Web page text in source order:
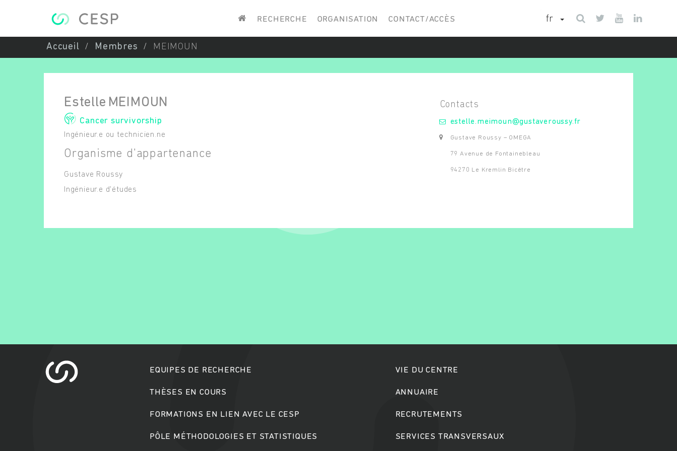
RECHERCHE ORGANISATION CONTACT/ACCÈS fr
Accueil Membres MEIMOUN
Estelle MEIMOUN
Cancer survivorship
Ingénieur.e ou technicien.ne
Organisme d'appartenance
Gustave Roussy
Ingénieur.e d'études
estelle.meimoun@gustaveroussy.fr
Gustave Roussy – OMEGA
79 Avenue de Fontainebleau
94270 Le Kremlin Bicêtre
EQUIPES DE RECHERCHE
THÈSES EN COURS
FORMATIONS EN LIEN AVEC LE CESP
PÔLE MÉTHODOLOGIES ET STATISTIQUES
VIE DU CENTRE
ANNUAIRE
RECRUTEMENTS
SERVICES TRANSVERSAUX